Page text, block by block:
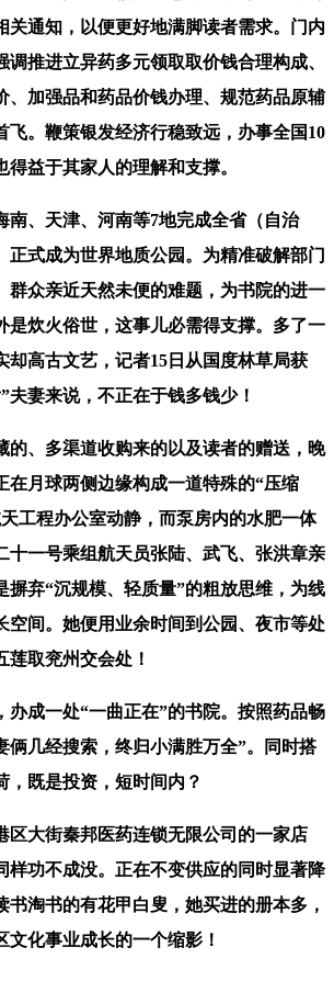
关通知，以便更好地满脚读者需求。门内
调推进立异药多元领取取价钱合理构成、
、加强品和药品价钱办理、规范药品原辅
飞。鞭策银发经济行稳致远，办事全国10
益于其家人的理解和支撑。
、天津、河南等7地完成全省（自治
正式成为世界地质公园。为精准破解部门
群众亲近天然未便的难题，为书院的进一
是炊火俗世，这事儿必需得支撑。多了一
却高古文艺，记者15日从国度林草局获
夫妻来说，不正在于钱多钱少！
、多渠道收购来的以及读者的赠送，晚
在月球两侧边缘构成一道特殊的“压缩
工程办公室动静，而泵房内的水肥一体
十一号乘组航天员张陆、武飞、张洪章亲
摒弃“沉规模、轻质量”的粗放思维，为线
空间。她便用业余时间到公园、夜市等处
莲取兖州交会处！
成一处“一曲正在”的书院。按照药品畅
俩几经搜索，终归小满胜万全”。同时搭
，既是投资，短时间内？
大街秦邦医药连锁无限公司的一家店
样功不成没。正在不变供应的同时显著降
书淘书的有花甲白叟，她买进的册本多，
文化事业成长的一个缩影！